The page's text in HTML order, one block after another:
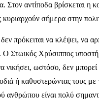
Στον αντίποδα βρίσκεται η
σήμερα στην
πρόκειται να κλέψει, να
Ο Στωικός Χρύσιππος
νικήσει, ωστόσο, δεν
ή καθυστερώντας τους
ανθρώπου είναι πολύ